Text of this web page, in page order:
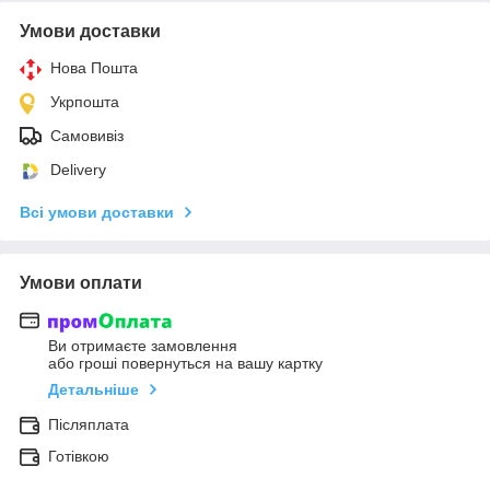
Умови доставки
Нова Пошта
Укрпошта
Самовивіз
Delivery
Всі умови доставки
Умови оплати
Ви отримаєте замовлення
або гроші повернуться на вашу картку
Детальніше
Післяплата
Готівкою